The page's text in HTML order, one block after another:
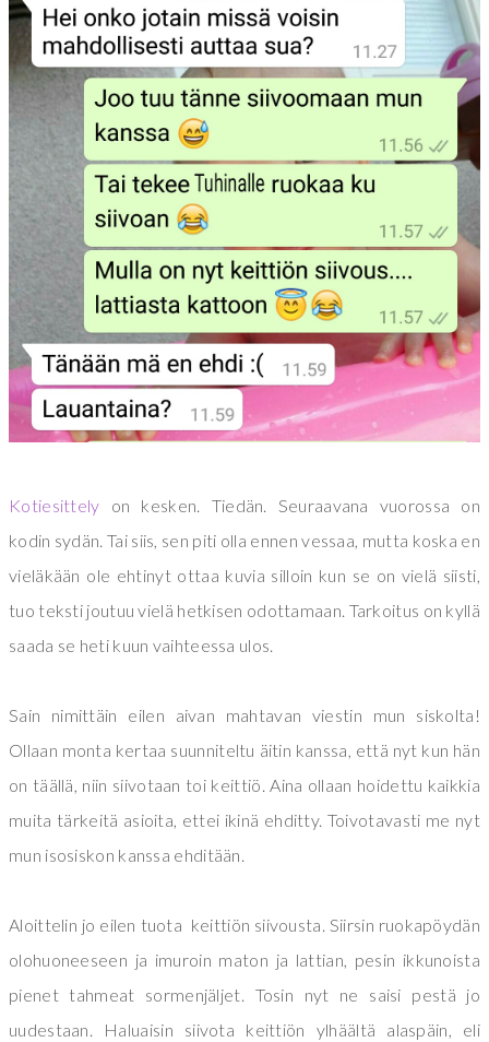
Kotiesittely on kesken. Tiedän. Seuraavana vuorossa on
kodin sydän. Tai siis, sen piti olla ennen vessaa, mutta koska en
vieläkään ole ehtinyt ottaa kuvia silloin kun se on vielä siisti,
tuo teksti joutuu vielä hetkisen odottamaan. Tarkoitus on kyllä
saada se heti kuun vaihteessa ulos.
Sain nimittäin eilen aivan mahtavan viestin mun siskolta!
Ollaan monta kertaa suunniteltu äitin kanssa, että nyt kun hän
on täällä, niin siivotaan toi keittiö. Aina ollaan hoidettu kaikkia
muita tärkeitä asioita, ettei ikinä ehditty. Toivotavasti me nyt
mun isosiskon kanssa ehditään.
Aloittelin jo eilen tuota keittiön siivousta. Siirsin ruokapöydän
olohuoneeseen ja imuroin maton ja lattian, pesin ikkunoista
pienet tahmeat sormenjäljet. Tosin nyt ne saisi pestä jo
uudestaan. Haluaisin siivota keittiön ylhäältä alaspäin, eli